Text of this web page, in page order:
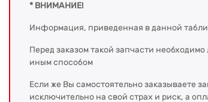
* ВНИМАНИЕ!
Информация, приведенная в данной
Перед заказом такой запчасти
иным способом
Если же Вы самостоятельно заказываете
исключительно на свой страх и риск, а